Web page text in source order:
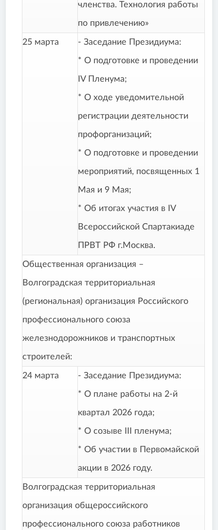
членства. Технология работы
по привлечению»
25 марта - Заседание Президиума:
* О подготовке и проведении
IV Пленума;
* О ходе уведомительной
регистрации деятельности
профорганизаций;
* О подготовке и проведении
мероприятий, посвященных 1
Мая и 9 Мая;
* Об итогах участия в IV
Всероссийской Спартакиаде
ПРВТ РФ г.Москва.
Общественная организация –
Волгоградская территориальная
(региональная) организация Российского
профессионального союза
железнодорожников и транспортных
строителей:
24 марта - Заседание Президиума:
* О плане работы на 2-й
квартал 2026 года;
* О созыве III пленума;
* Об участии в Первомайской
акции в 2026 году.
Волгоградская территориальная
организация общероссийского
профессионального союза работников